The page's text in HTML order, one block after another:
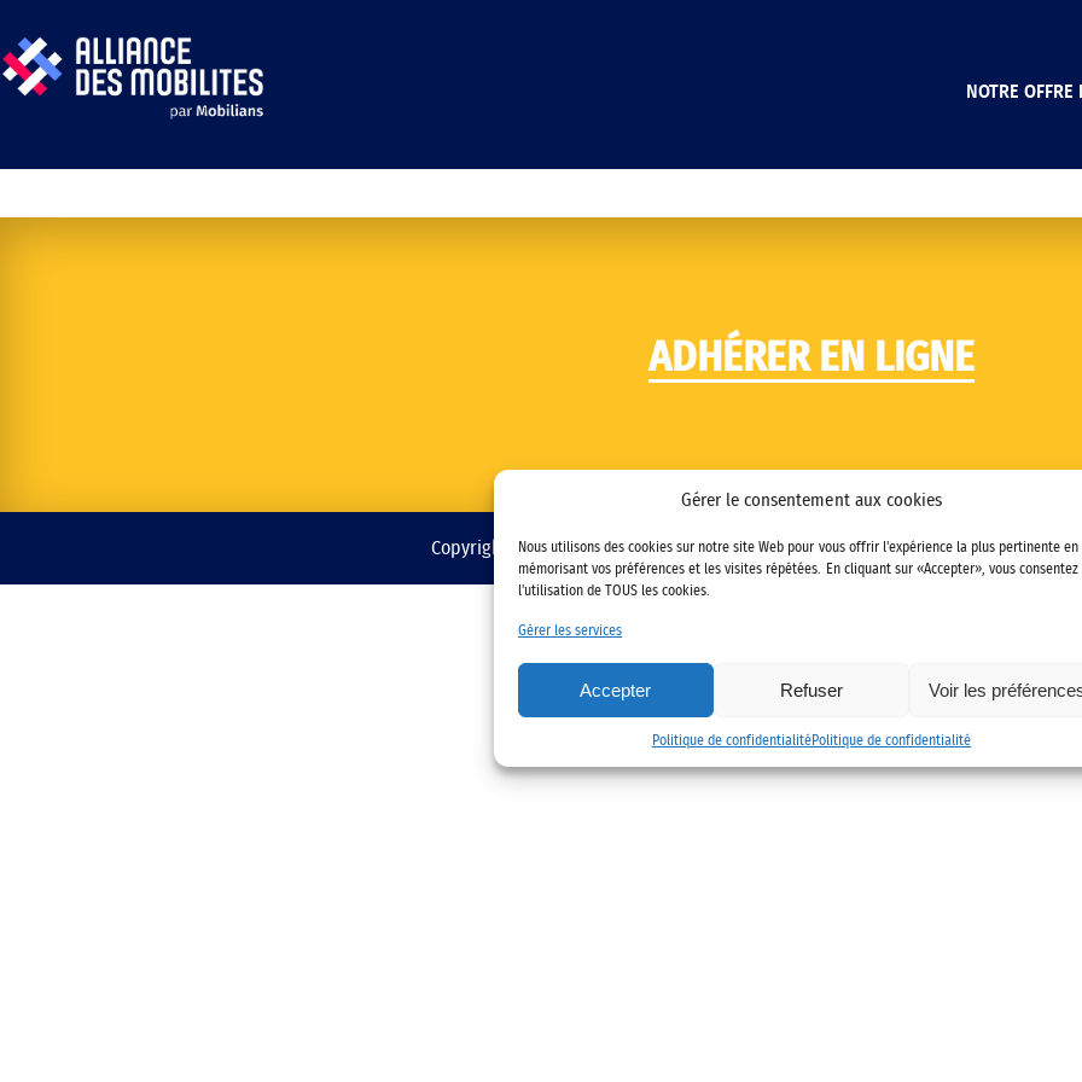
Gérer le consentement aux cookies
Nous utilisons des cookies sur notre site Web pour vous offrir l'expérience la plus pertinente en
mémorisant vos préférences et les visites répétées. En cliquant sur «Accepter», vous consentez
l'utilisation de TOUS les cookies.
Gérer les services
Accepter Refuser Voir les
Politique de confidentialitéPolitique de confidentialité
NOTRE OFFRE
ADHÉRER EN LIGNE
Copyright © 2022 Alliance des mobilités Mentions légales Politique de